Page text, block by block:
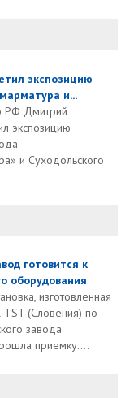
экспозицию
и...
РФ Дмитрий
экспозицию
и Суходольского
готовится к
оборудования
изготовленная
(Словения) по
завода
приемку....